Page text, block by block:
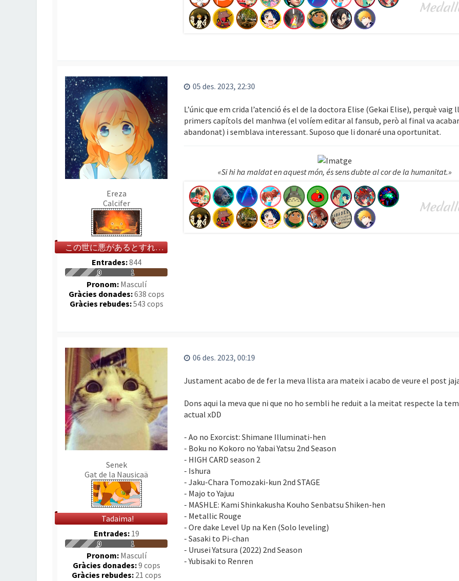
Ereza
Calcifer
この世に悪があるとすれば、それは人の心だ
Entrades:844
0 1
Pronom:Masculí
Gràcies donades:638 cops
Gràcies rebudes:543 cops
05 des. 2023, 22:30
L’únic que em crida l’atenció és el de la doctora Elise (Gekai Elise), perquè vaig
primers capítols del manhwa (el volíem editar al fansub, però al final va acabar
abandonat) i semblava interessant. Suposo que li donaré una oportunitat.
«Si hi ha maldat en aquest món, és sens dubte al cor de la humanitat.»
Senek
Gat de la Nausicaä
Tadaima!
Entrades: 19
0 1
Pronom:Masculí
Gràcies donades:9 cops
Gràcies rebudes: 21 cops
06 des. 2023, 00:19
Justament acabo de de fer la meva llista ara mateix i acabo de veure el post
Dons aqui la meva que ni que no ho sembli he reduit a la meitat respecte la
actual xDD
- Ao no Exorcist: Shimane Illuminati-hen
- Boku no Kokoro no Yabai Yatsu 2nd Season
- HIGH CARD season 2
- Ishura
- Jaku-Chara Tomozaki-kun 2nd STAGE
- Majo to Yajuu
- MASHLE: Kami Shinkakusha Kouho Senbatsu Shiken-hen
- Metallic Rouge
- Ore dake Level Up na Ken (Solo leveling)
- Sasaki to Pi-chan
- Urusei Yatsura (2022) 2nd Season
- Yubisaki to Renren